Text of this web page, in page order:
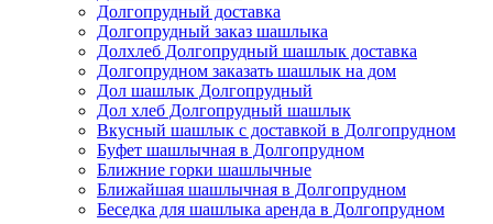
Долгопрудный доставка
Долгопрудный заказ шашлыка
Долхлеб Долгопрудный шашлык доставка
Долгопрудном заказать шашлык на дом
Дол шашлык Долгопрудный
Дол хлеб Долгопрудный шашлык
Вкусный шашлык с доставкой в Долгопрудном
Буфет шашлычная в Долгопрудном
Ближние горки шашлычные
Ближайшая шашлычная в Долгопрудном
Беседка для шашлыка аренда в Долгопрудном